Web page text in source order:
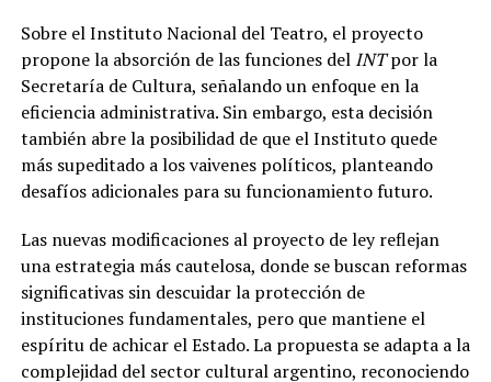
Sobre el Instituto Nacional del Teatro, el proyecto
propone la absorción de las funciones del INTpor la
Secretaría de Cultura, señalando un enfoque en la
eficiencia administrativa. Sin embargo, esta decisión
también abre la posibilidad de que el Instituto quede
más supeditado a los vaivenes políticos, planteando
desafíos adicionales para su funcionamiento futuro.
Las nuevas modificaciones al proyecto de ley reflejan
una estrategia más cautelosa, donde se buscan reformas
significativas sin descuidar la protección de
instituciones fundamentales, pero que mantiene el
espíritu de achicar el Estado. La propuesta se adapta a la
complejidad del sector cultural argentino, reconociendo